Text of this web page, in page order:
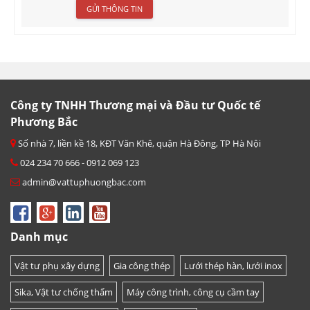
Công ty TNHH Thương mại và Đầu tư Quốc tế
Phương Bắc
Số nhà 7, liền kề 18, KĐT Văn Khê, quận Hà Đông, TP Hà Nội
024 234 70 666 - 0912 069 123
admin@vattuphuongbac.com
Danh mục
Vật tư phụ xây dựng Gia công thép Lưới thép hàn, lưới inox
Sika, Vật tư chống thấm Máy công trình, công cụ cầm tay